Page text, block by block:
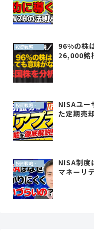
投資戦略（全世界投資）
96%の株
26,000銘
投資戦略（全世界投資）
NISAユー
た定期売
投資戦略（全世界投資）
NISA制度
マネーリ